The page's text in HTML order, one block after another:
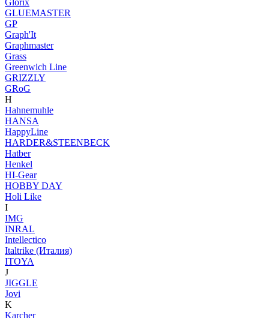
Glorix
GLUEMASTER
GP
Graph'It
Graphmaster
Grass
Greenwich Line
GRIZZLY
GRoG
H
Hahnemuhle
HANSA
HappyLine
HARDER&STEENBECK
Hatber
Henkel
HI-Gear
HOBBY DAY
Holi Like
I
IMG
INRAL
Intellectico
Italtrike (Италия)
ITOYA
J
JIGGLE
Jovi
K
Karcher